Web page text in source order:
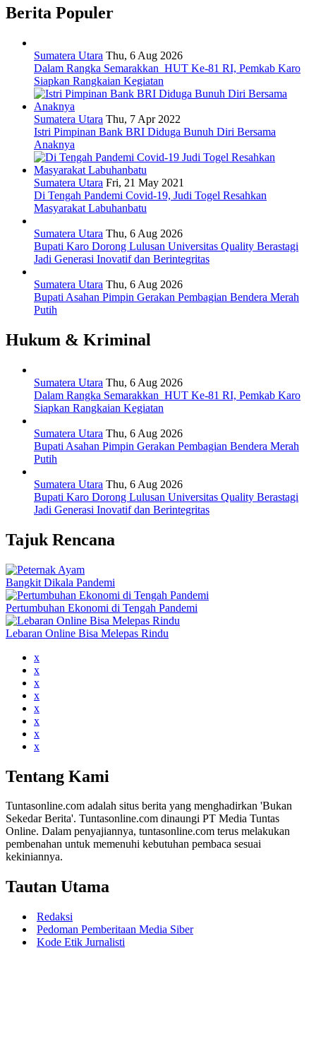
Berita Populer
Sumatera Utara Thu, 6 Aug 2026
Dalam Rangka Semarakkan HUT Ke-81 RI, Pemkab Karo
Siapkan Rangkaian Kegiatan
Sumatera Utara Thu, 7 Apr 2022
Istri Pimpinan Bank BRI Diduga Bunuh Diri Bersama
Anaknya
Sumatera Utara Fri, 21 May 2021
Di Tengah Pandemi Covid-19, Judi Togel Resahkan
Masyarakat Labuhanbatu
Sumatera Utara Thu, 6 Aug 2026
Bupati Karo Dorong Lulusan Universitas Quality Berastagi
Jadi Generasi Inovatif dan Berintegritas
Sumatera Utara Thu, 6 Aug 2026
Bupati Asahan Pimpin Gerakan Pembagian Bendera Merah
Putih
Hukum & Kriminal
Sumatera Utara Thu, 6 Aug 2026
Dalam Rangka Semarakkan HUT Ke-81 RI, Pemkab Karo
Siapkan Rangkaian Kegiatan
Sumatera Utara Thu, 6 Aug 2026
Bupati Asahan Pimpin Gerakan Pembagian Bendera Merah
Putih
Sumatera Utara Thu, 6 Aug 2026
Bupati Karo Dorong Lulusan Universitas Quality Berastagi
Jadi Generasi Inovatif dan Berintegritas
Tajuk Rencana
Bangkit Dikala Pandemi
Pertumbuhan Ekonomi di Tengah Pandemi
Lebaran Online Bisa Melepas Rindu
x
x
x
x
x
x
x
x
Tentang Kami
Tuntasonline.com adalah situs berita yang menghadirkan 'Bukan
Sekedar Berita'. Tuntasonline.com dinaungi PT Media Tuntas
Online. Dalam penyajiannya, tuntasonline.com terus melakukan
pembenahan untuk memenuhi kebutuhan pembaca sesuai
kekiniannya.
Tautan Utama
Redaksi
Pedoman Pemberitaan Media Siber
Kode Etik Jurnalisti